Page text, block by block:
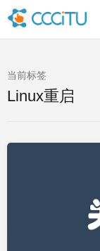
当前标签
Linux重启